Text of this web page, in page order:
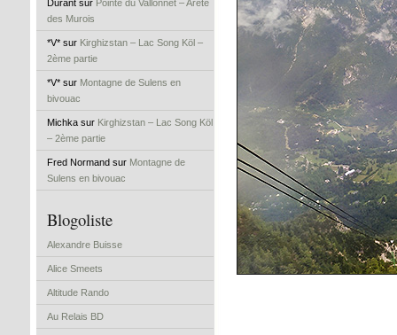
Durant sur Pointe du Vallonnet – Arête
des Murois
*V* sur Kirghizstan – Lac Song Köl –
2ème partie
*V* sur Montagne de Sulens en
bivouac
Michka sur Kirghizstan – Lac Song Köl
– 2ème partie
Fred Normand sur Montagne de
Sulens en bivouac
Blogoliste
Alexandre Buisse
Alice Smeets
Altitude Rando
Au Relais BD